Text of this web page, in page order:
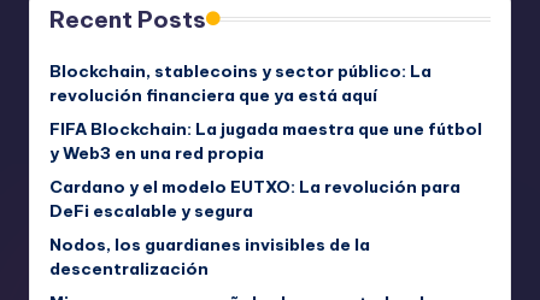
Recent Posts
Blockchain, stablecoins y sector público: La
revolución financiera que ya está aquí
FIFA Blockchain: La jugada maestra que une fútbol
y Web3 en una red propia
Cardano y el modelo EUTXO: La revolución para
DeFi escalable y segura
Nodos, los guardianes invisibles de la
descentralización